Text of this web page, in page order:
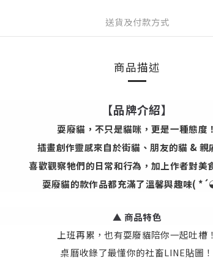
送貨及付款方式
商品描述
【品牌介紹】
耍廢貓，不只是貓咪，更是一種態度！
插畫創作靈感來自於街貓、朋友的貓 & 親
喜歡觀察牠們的日常和行為，加上作者對美
耍廢貓的款作品都充滿了溫馨與趣味(
▲ 商品特色
上班再累，也有耍廢貓陪你一起吐槽！
桌曆收錄了最懂你的社畜LINE貼圖 ！